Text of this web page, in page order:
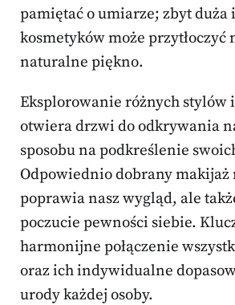
pamiętać o umiarze; zbyt duża
kosmetyków może przytłoczyć
naturalne piękno.
Eksplorowanie różnych stylów
otwiera drzwi do odkrywania
sposobu na podkreślenie
Odpowiednio dobrany makijaż
poprawia nasz wygląd, ale
poczucie pewności siebie.
harmonijne połączenie
oraz ich indywidualne
urody każdej osoby.